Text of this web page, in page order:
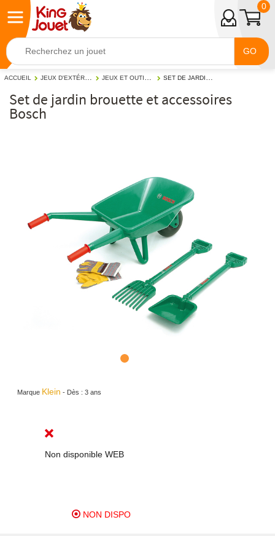
GO
0
ACCUEIL JEUX D'EXTÉRIEUR JEUX ET OUTILS DE JARDINAGE SET DE JARDIN BROUETTE ET ACCESSOIRES BOSCH
Set de jardin brouette et accessoires
Bosch
Marque Klein - Dès : 3 ans
Non disponible WEB
NON DISPO